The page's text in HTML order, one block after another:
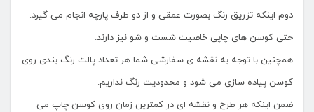
دوم اینکه تزریق رنگ بصورت عمقی و از دو طرف پارچه انجام می گیرد.
حتی کوسن های چاپی خاصیت شست و شو نیز دارند.
همچنین با توجه به نقشه ی سفارشی شما هر تعداد پالت رنگ بندی روی
کوسن پیاده سازی می شود و محدودیت رنگ نداریم.
ضمن اینکه هر طرح و نقشه ای در کمترین زمان روی کوسن چاپ می